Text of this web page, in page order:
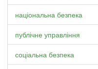
національна безпека
публічне управління
соціальна безпека